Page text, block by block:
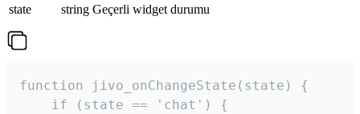
state
string Geçerli widget durumu
function jivo_onChangeState(state) {
    if (state == 'chat') {